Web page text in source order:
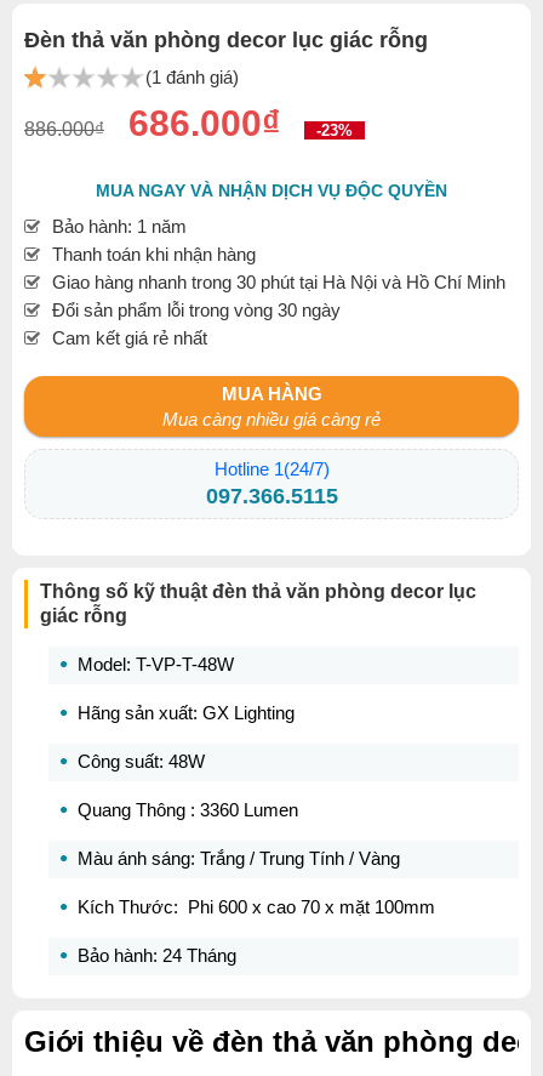
Đèn thả văn phòng decor lục giác rỗng
(1 đánh giá)
886.000₫ 686.000₫ -23%
MUA NGAY VÀ NHẬN DỊCH VỤ ĐỘC QUYỀN
Bảo hành: 1 năm
Thanh toán khi nhận hàng
Giao hàng nhanh trong 30 phút tại Hà Nội và Hồ Chí Minh
Đổi sản phẩm lỗi trong vòng 30 ngày
Cam kết giá rẻ nhất
MUA HÀNG
Mua càng nhiều giá càng rẻ
Hotline 1(24/7)
097.366.5115
Thông số kỹ thuật đèn thả văn phòng decor lục
giác rỗng
Model: T-VP-T-48W
Hãng sản xuất: GX Lighting
Công suất: 48W
Quang Thông : 3360 Lumen
Màu ánh sáng: Trắng / Trung Tính / Vàng
Kích Thước: Phi 600 x cao 70 x mặt 100mm
Bảo hành: 24 Tháng
Giới thiệu về đèn thả văn phòng